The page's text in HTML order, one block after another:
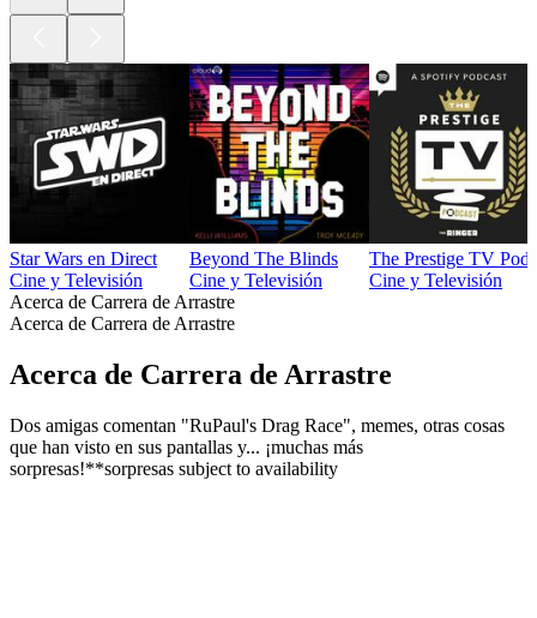
Star Wars en Direct
Cine y Televisión
Beyond The Blinds
Cine y Televisión
The Prestige TV
Cine y Televisión
Acerca de Carrera de Arrastre
Acerca de Carrera de Arrastre
Acerca de Carrera de Arrastre
Dos amigas comentan "RuPaul's Drag Race", memes, otras cosas
que han visto en sus pantallas y... ¡muchas más
sorpresas!**sorpresas subject to availability